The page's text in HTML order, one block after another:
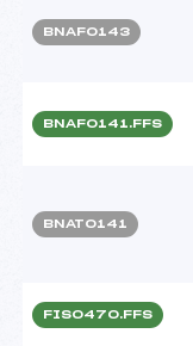
BNAF0143
BNAF0141.FFS
BNAT0141
FIS0470.FFS